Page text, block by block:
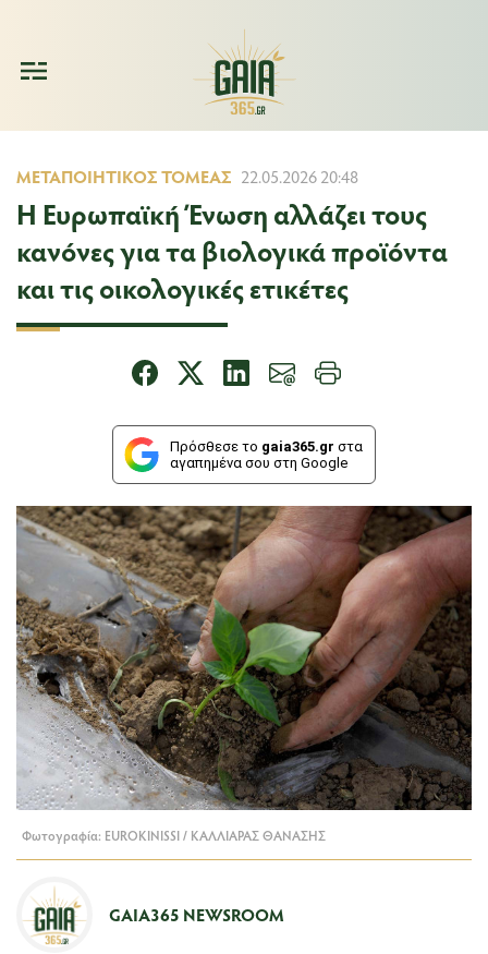
ΜΕΤΑΠΟΙΗΤΙΚΌΣ ΤΟΜΈΑΣ 22.05.2026 20:48
Η Ευρωπαϊκή Ένωση αλλάζει τους
κανόνες για τα βιολογικά προϊόντα
και τις οικολογικές ετικέτες
Πρόσθεσε το gaia365.gr στα
αγαπημένα σου στη Google
Φωτογραφία: EUROKINISSI / ΚΑΛΛΙΑΡΑΣ ΘΑΝΑΣΗΣ
GAIA365 NEWSROOM